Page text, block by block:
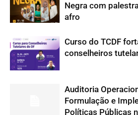
Negra com
afro
Curso do TCDF
conselheiros
Auditoria
Formulação e
Políticas Públicas